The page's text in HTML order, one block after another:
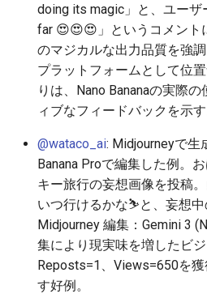
2025-12-05
2025-12-04
2025-12-03
2025-12-02
2025-12-01
2025-11-30
2025-11-29
doing its magic」と、ユー
far 😍😍😍」というコメント
のマジカルな出力品質を強
プラットフォームとして位
りは、Nano Bananaの実際
ィブなフィードバックを示す
@wataco_ai: Midjourneyで生
Banana Proで編集した例。
キー旅行の妄想画像を投稿
いつ行けるかな⛷️と、妄想中
Midjourney 編集：Gemini 3
集により現実味を増したビ
Reposts=1、Views=650を
す好例。